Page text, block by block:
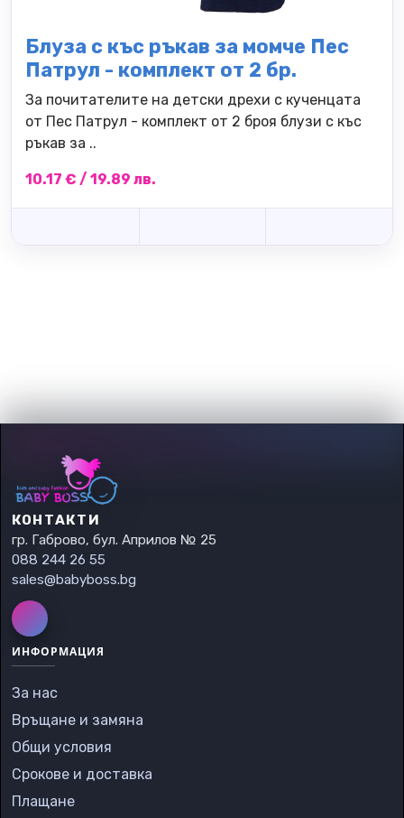
Блуза с къс ръкав за момче Пес
Патрул - комплект от 2 бр.
За почитателите на детски дрехи с кученцата
от Пес Патрул - комплект от 2 броя блузи с къс
ръкав за ..
10.17 € / 19.89 лв.
КОНТАКТИ
гр. Габрово, бул. Априлов № 25
088 244 26 55
sales@babyboss.bg
ИНФОРМАЦИЯ
За нас
Връщане и замяна
Общи условия
Срокове и доставка
Плащане